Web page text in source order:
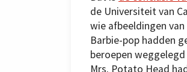
de Universiteit van
wie afbeeldingen
Barbie-pop hadden
beroepen
Mrs. Potato Head